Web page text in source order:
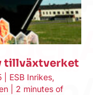
tillväxtverket
ESB Inrikes,
2 minutes of